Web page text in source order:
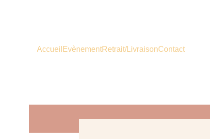
Accueil EvènementRetrait/LivraisonContact